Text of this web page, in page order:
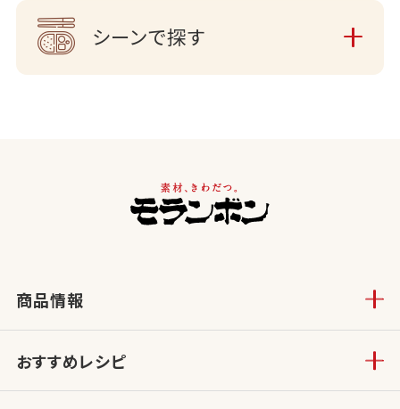
シーンで探す
商品情報
おすすめレシピ